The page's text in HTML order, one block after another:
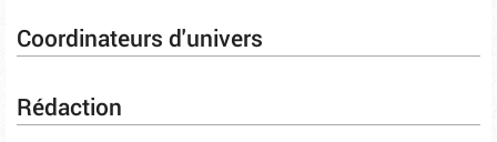
Coordinateurs d'univers
Rédaction